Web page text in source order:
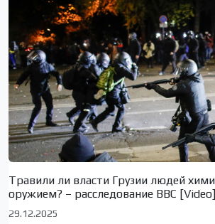
Травили ли власти Грузии людей
оружием? – расследование BBC [Video]
29.12.2025